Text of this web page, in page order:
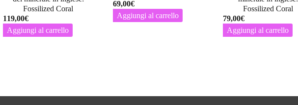
Fossilized Coral
119,00€
Aggiungi al carrello
69,00€
Aggiungi al carrello
Fossilized Coral
79,00€
Aggiungi al carrello